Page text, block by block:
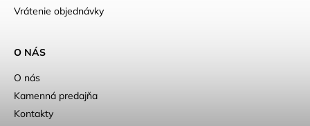
Vrátenie objednávky
O NÁS
O nás
Kamenná predajňa
Kontakty